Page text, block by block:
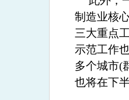
制造业核
三大重点
示范工作
多个城市(
也将在下